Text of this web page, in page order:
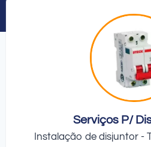
Serviços P/
Instalação de disjuntor -